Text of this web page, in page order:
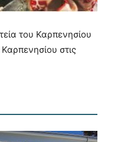
του Καρπενησίου
στις